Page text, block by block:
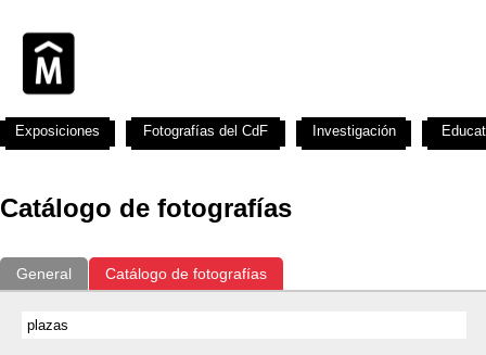
Catálogo de fotografías
General Catálogo de fotografías
Exposiciones Fotografías del CdF Investigación